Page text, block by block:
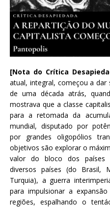
[Nota do Crítica
atual, integral, começou a
de uma década atrás,
mostrava que a classe
para a retomada da
mundial, disputado por
por grandes oligopólios
objetivos são explorar o
valor do bloco dos países
diversos países (do Brasil,
Turquia), a guerra
para impulsionar a
regiões, espalhando o